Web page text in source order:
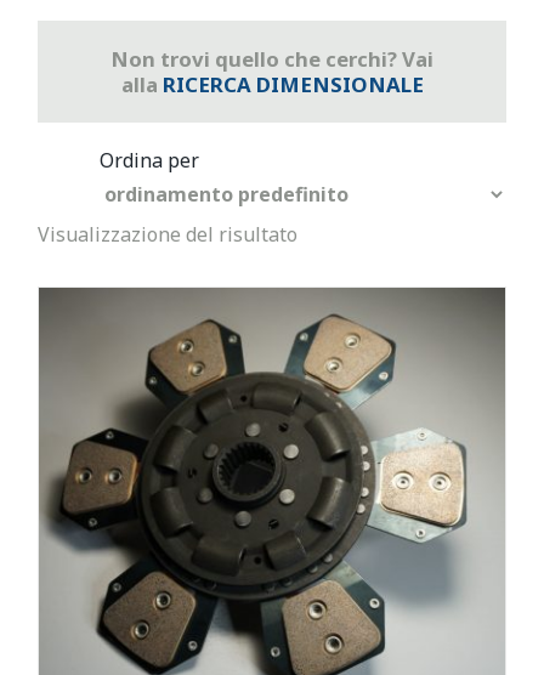
Non trovi quello che cerchi? Vai
alla RICERCA DIMENSIONALE
Visualizzazione del risultato